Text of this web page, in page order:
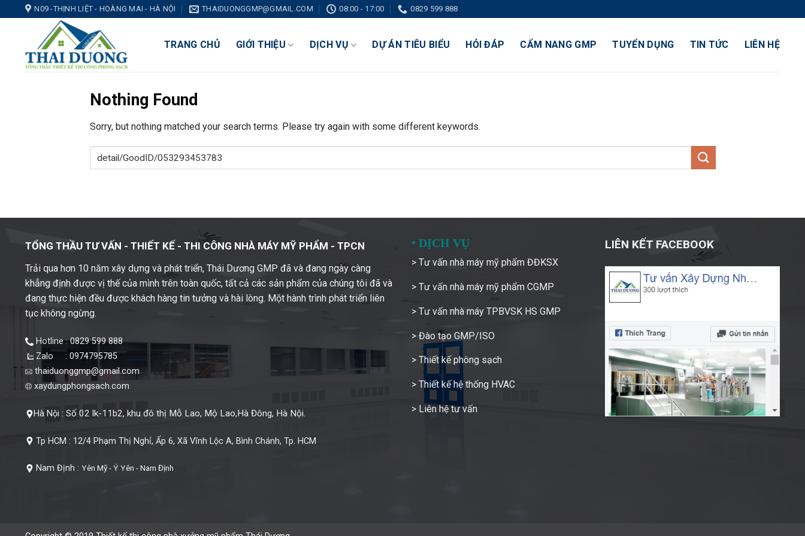
N09 -THỊNH LIỆT - HOÀNG MAI - HÀ NỘI THAIDUONGGMP@GMAIL.COM 08:00 - 17:00 0829 599 888
TRANG CHỦ GIỚI THIỆU DỊCH VỤ DỰ ÁN TIÊU BIỂU HỎI ĐÁP CẨM NANG GMP TUYỂN DỤNG TIN TỨC LIÊN HỆ
Nothing Found
Sorry, but nothing matched your search terms. Please try again with some different keywords.
TỔNG THẦU TƯ VẤN - THIẾT KẾ - THI CÔNG NHÀ MÁY MỸ PHẨM - TPCN
Trải qua hơn 10 năm xây dựng và phát triển, Thái Dương GMP đã và đang ngày càng
khẳng định được vị thế của mình trên toàn quốc, tất cả các sản phẩm của chúng tôi đã và
đang thực hiện đều được khách hàng tin tưởng và hài lòng. Một hành trình phát triển liên
tục không ngừng.
Hotline : 0829 599 888
Zalo : 0974795785
thaiduonggmp@gmail.com
xaydungphongsach.com
Hà Nội :Số 02 lk-11b2, khu đô thị Mỗ Lao, Mộ Lao,Hà Đông, Hà Nội.
Tp HCM : 12/4 Phạm Thị Nghỉ, Ấp 6, Xã Vĩnh Lộc A, Bình Chánh, Tp. HCM
Nam Định : Yên Mỹ - Ý Yên - Nam Định
• DỊCH VỤ
> Tư vấn nhà máy mỹ phẩm ĐĐKSX
> Tư vấn nhà máy mỹ phẩm CGMP
> Tư vấn nhà máy TPBVSK HS GMP
> Đào tạo GMP/ISO
> Thiết kế phòng sạch
> Thiết kế hệ thống HVAC
> Liên hệ tư vấn
LIÊN KẾT FACEBOOK